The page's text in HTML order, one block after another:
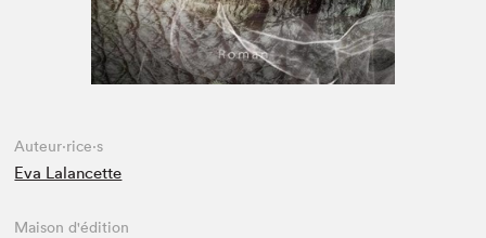
Auteur·rice·s
Eva Lalancette
Maison d'édition